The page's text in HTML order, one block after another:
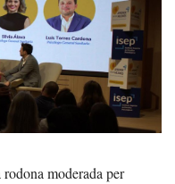
moderada per